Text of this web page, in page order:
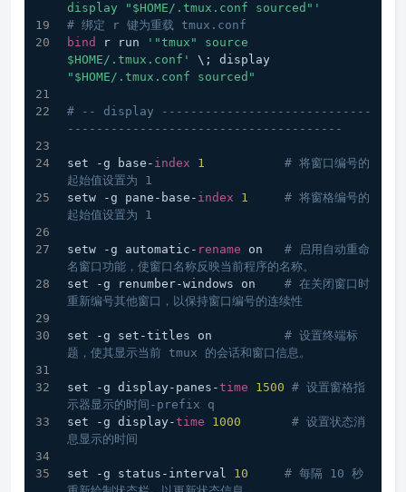
display "$HOME/.tmux.conf sourced"'
# 绑定 r 键为重载 tmux.conf
bind
r run
'"tmux" source
$HOME/.tmux.conf'
"$HOME/.tmux.conf sourced"
# -- display -----------------------------
--------------------------------------
set -g base- index 1
# 将窗口编号的
起始值设置为 1
setw -g pane-base- index 1
# 将窗格编号的
起始值设置为 1
setw -g automatic- rename on # 启用自动重命
名窗口功能，使窗口名称反映当前程序的名称。
set -g renumber-windows on # 在关闭窗口时
重新编号其他窗口，以保持窗口编号的连续性
set -g set-titles on # 设置终端标
题，使其显示当前 tmux 的会话和窗口信息。
set -g display-panes-time 1500 # 设置窗格指
示器显示的时间-prefix q
set -g display-time 1000
# 设置状态消
息显示的时间
set -g status-interval 10
# 每隔 10 秒